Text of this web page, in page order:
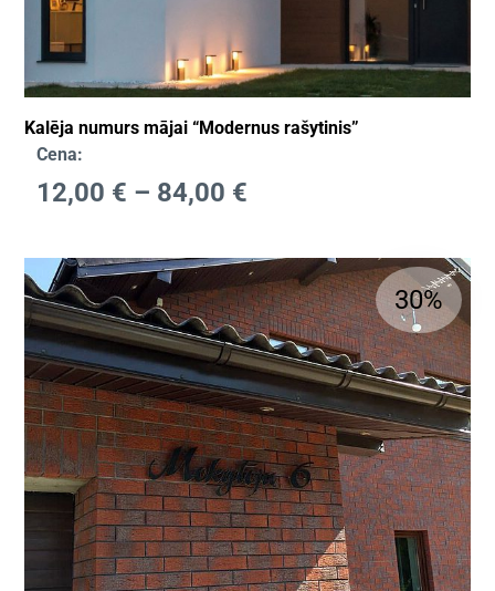
Kalēja numurs mājai “Modernus rašytinis”
Cena:
12,00 € – 84,00 €
30%